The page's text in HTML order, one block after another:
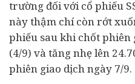
trường đối với cổ phiếu
này thậm chí còn rớt
phiếu sau khi chốt
(4/9) và tăng nhẹ lên
phiên giao dịch ngày 7/9.